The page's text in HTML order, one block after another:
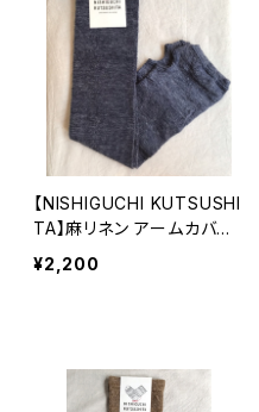
【NISHIGUCHI KUTSUSHI
TA】麻リネン アームカバー
ロング ネイビー UVカット
日除け 冷房対策 日本製
¥2,200